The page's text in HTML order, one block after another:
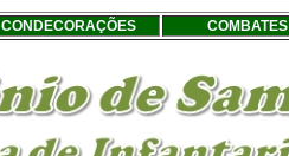
CONDECORAÇÕES COMBATES